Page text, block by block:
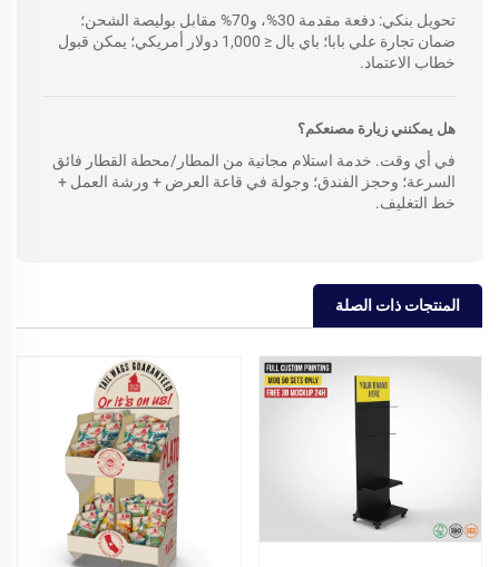
تحويل بنكي: دفعة مقدمة 30%، و70% مقابل بوليصة الشحن؛
ضمان تجارة علي بابا؛ باي بال ≤ 1,000 دولار أمريكي؛ يمكن قبول
خطاب الاعتماد.
هل يمكنني زيارة مصنعكم؟
في أي وقت. خدمة استلام مجانية من المطار/محطة القطار فائق
السرعة؛ وحجز الفندق؛ وجولة في قاعة العرض + ورشة العمل +
خط التغليف.
المنتجات ذات الصلة